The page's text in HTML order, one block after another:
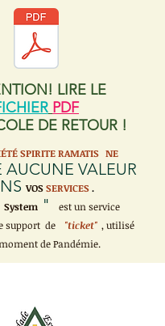
LIRE LE
PDF
DE RETOUR !
SPIRITE RAMATIS NE
AUCUNE VALEUR
VOS SERVICES.
System "
est un service
support de
"ticket" , utilisé
de Pandémie.